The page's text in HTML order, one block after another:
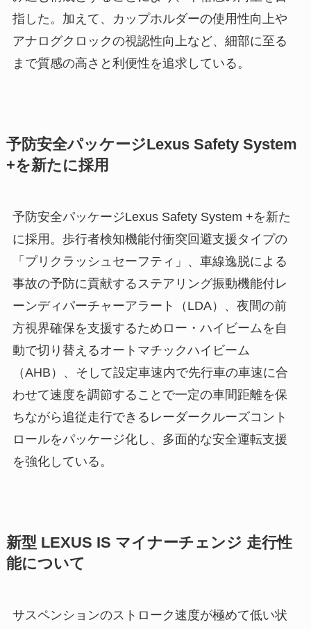
指した。加えて、カップホルダーの使用性向上や
アナログクロックの視認性向上など、細部に至る
まで質感の高さと利便性を追求している。
予防安全パッケージLexus Safety System
+を新たに採用
予防安全パッケージLexus Safety System +を新た
に採用。歩行者検知機能付衝突回避支援タイプの
「プリクラッシュセーフティ」、車線逸脱による
事故の予防に貢献するステアリング振動機能付レ
ーンディパーチャーアラート（LDA）、夜間の前
方視界確保を支援するためロー・ハイビームを自
動で切り替えるオートマチックハイビーム
（AHB）、そして設定車速内で先行車の車速に合
わせて速度を調節することで一定の車間距離を保
ちながら追従走行できるレーダークルーズコント
ロールをパッケージ化し、多面的な安全運転支援
を強化している。
新型 LEXUS IS マイナーチェンジ 走行性
能について
サスペンションのストローク速度が極めて低い状